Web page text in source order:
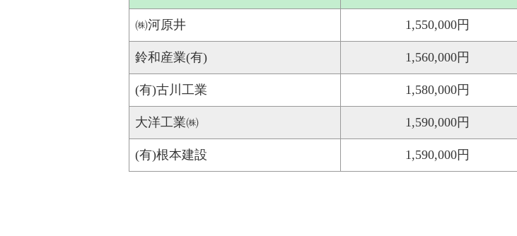
㈱河原井 1,550,000円
鈴和産業(有) 1,560,000円
(有)古川工業 1,580,000円
大洋工業㈱ 1,590,000円
(有)根本建設 1,590,000円